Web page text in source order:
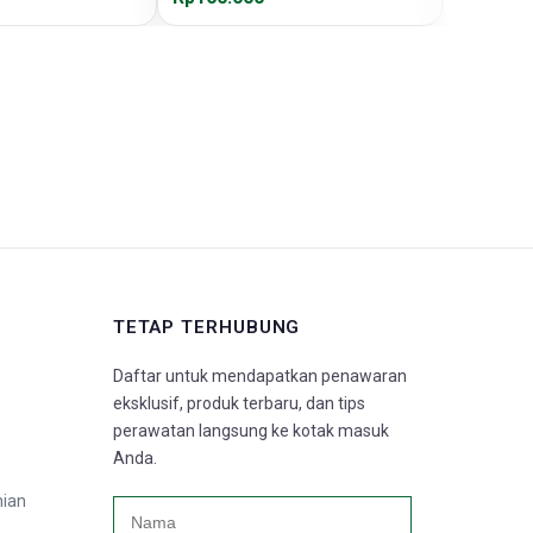
TETAP TERHUBUNG
Daftar untuk mendapatkan penawaran
eksklusif, produk terbaru, dan tips
perawatan langsung ke kotak masuk
Anda.